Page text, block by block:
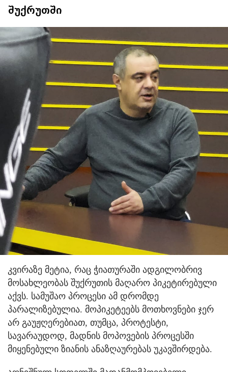
შუქრუთში
კვირაზე მეტია, რაც ჭიათურაში ადგილობრივ
მოსახლეობას შუქრუთის მაღარო პიკეტირებული
აქვს. სამუშაო პროცესი ამ დრომდე
პარალიზებულია. მოპიკეტეებს მოთხოვნები ჯერ
არ გაუჟღერებიათ, თუმცა, პროტესტი,
სავარაუდოდ, მადნის მოპოვების პროცესში
მიყენებული ზიანის ანაზღაურებას უკავშირდება.